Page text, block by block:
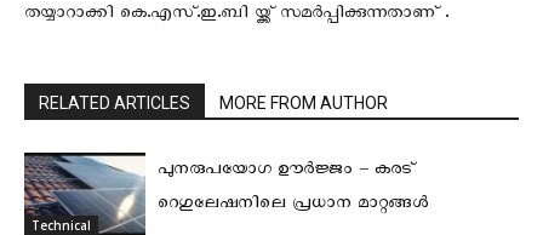
തയ്യാറാക്കി കെ.എസ്.ഇ.ബി യ്ക്ക് സമർപ്പിക്കുന്നതാണ് .
RELATED ARTICLES MORE FROM AUTHOR
Technical
പുനരുപയോഗ ഊർജ്ജം – കരട്
റെഗുലേഷനിലെ പ്രധാന മാറ്റങ്ങൾ